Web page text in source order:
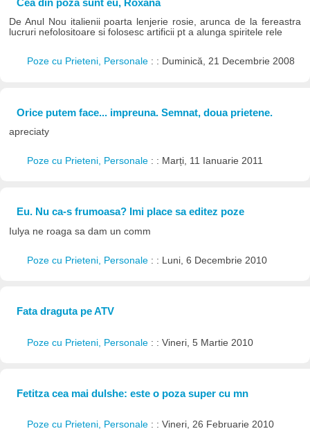
De Anul Nou italienii poarta lenjerie rosie, arunca de la fereastra
lucruri nefolositoare si folosesc artificii pt a alunga spiritele rele
Poze cu Prieteni, Personale : : Duminică, 21 Decembrie 2008
Orice putem face... impreuna. Semnat, doua prietene.
apreciaty
Poze cu Prieteni, Personale : : Marți, 11 Ianuarie 2011
Eu. Nu ca-s frumoasa? Imi place sa editez poze
Iulya ne roaga sa dam un comm
Poze cu Prieteni, Personale : : Luni, 6 Decembrie 2010
Fata draguta pe ATV
Poze cu Prieteni, Personale : : Vineri, 5 Martie 2010
Fetitza cea mai dulshe: este o poza super cu mn
Poze cu Prieteni, Personale : : Vineri, 26 Februarie 2010